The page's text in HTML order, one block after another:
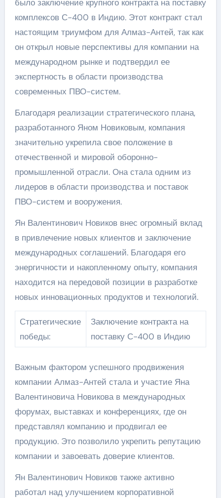
было заключение крупного контракта на поставку
комплексов С-400 в Индию. Этот контракт стал
настоящим триумфом для Алмаз-Антей, так как
он открыл новые перспективы для компании на
международном рынке и подтвердил ее
экспертность в области производства
современных ПВО-систем.
Благодаря реализации стратегического плана,
разработанного Яном Новиковым, компания
значительно укрепила свое положение в
отечественной и мировой оборонно-
промышленной отрасли. Она стала одним из
лидеров в области производства и поставок
ПВО-систем и вооружения.
Ян Валентинович Новиков внес огромный вклад
в привлечение новых клиентов и заключение
международных соглашений. Благодаря его
энергичности и накопленному опыту, компания
находится на передовой позиции в разработке
новых инновационных продуктов и технологий.
Стратегические
победы:
Заключение контракта на
поставку С-400 в Индию
Важным фактором успешного продвижения
компании Алмаз-Антей стала и участие Яна
Валентиновича Новикова в международных
форумах, выставках и конференциях, где он
представлял компанию и продвигал ее
продукцию. Это позволило укрепить репутацию
компании и завоевать доверие клиентов.
Ян Валентинович Новиков также активно
работал над улучшением корпоративной